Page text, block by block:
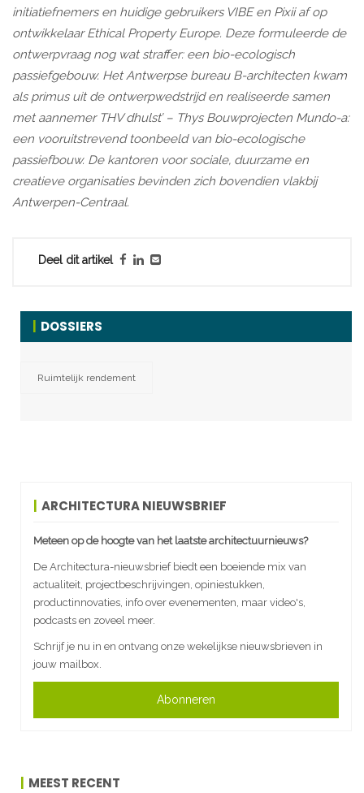
initiatiefnemers en huidige gebruikers VIBE en Pixii af op
ontwikkelaar Ethical Property Europe. Deze formuleerde de
ontwerpvraag nog wat straffer: een bio-ecologisch
passiefgebouw. Het Antwerpse bureau B-architecten kwam
als primus uit de ontwerpwedstrijd en realiseerde samen
met aannemer THV dhulst’ – Thys Bouwprojecten Mundo-a:
een vooruitstrevend toonbeeld van bio-ecologische
passiefbouw. De kantoren voor sociale, duurzame en
creatieve organisaties bevinden zich bovendien vlakbij
Antwerpen-Centraal.
Deel dit artikel
DOSSIERS
Ruimtelijk rendement
ARCHITECTURA NIEUWSBRIEF
Meteen op de hoogte van het laatste architectuurnieuws?
De Architectura-nieuwsbrief biedt een boeiende mix van
actualiteit, projectbeschrijvingen, opiniestukken,
productinnovaties, info over evenementen, maar video's,
podcasts en zoveel meer.
Schrijf je nu in en ontvang onze wekelijkse nieuwsbrieven in
jouw mailbox.
Abonneren
MEEST RECENT